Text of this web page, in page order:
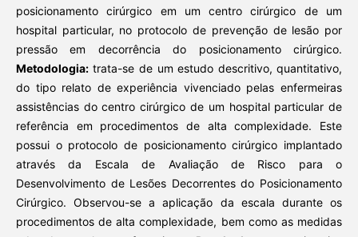
posicionamento cirúrgico em um centro cirúrgico de um
hospital particular, no protocolo de prevenção de lesão por
pressão em decorrência do posicionamento cirúrgico.
Metodologia:trata-se de um estudo descritivo, quantitativo,
do tipo relato de experiência vivenciado pelas enfermeiras
assistências do centro cirúrgico de um hospital particular de
referência em procedimentos de alta complexidade. Este
possui o protocolo de posicionamento cirúrgico implantado
através da Escala de Avaliação de Risco para o
Desenvolvimento de Lesões Decorrentes do Posicionamento
Cirúrgico. Observou-se a aplicação da escala durante os
procedimentos de alta complexidade, bem como as medidas